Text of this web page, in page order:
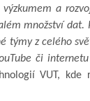
a
množství dat.
týmy z celého
či internetu
VUT, kde